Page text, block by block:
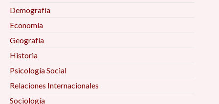
Demografía
Economía
Geografía
Historia
Psicología Social
Relaciones Internacionales
Sociología